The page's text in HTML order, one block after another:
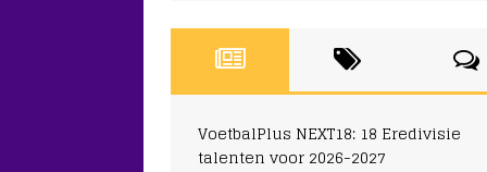
VoetbalPlus NEXT18: 18 Eredivisie
talenten voor 2026-2027